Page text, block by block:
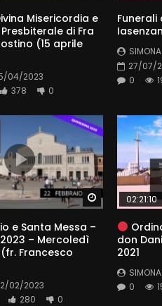
Misericordia e
di Fra
(15 aprile
04/2023
378 0
Funerali
27/07/
0
Watch Later
e Santa Messa –
– Mercoledì
Francesco
02/2023
280 0
02:21:10
don
2021
0